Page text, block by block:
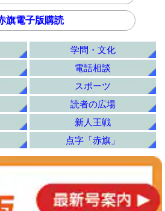
旗電子版購読
学問・文化
電話相談
スポーツ
読者の広場
新人王戦
点字「赤旗」